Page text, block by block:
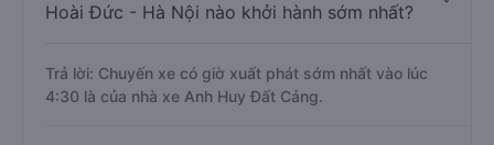
Hoài Đức - Hà Nội nào khởi hành sớm nhất?
Trả lời: Chuyến xe có giờ xuất phát sớm nhất vào lúc
4:30 là của nhà xe Anh Huy Đất Cảng.